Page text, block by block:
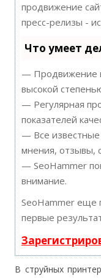
продвижение
пресс-релизы -
Что умеет
— Продвижение в
высокой
— Регулярная
показателей
— Все известные
мнения, отзывы,
— SeoHammer
внимание.
SeoHammer еще
первые
В струйных